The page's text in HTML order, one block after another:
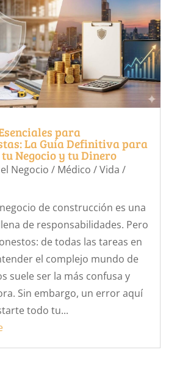
para
La Guía Definitiva para
Negocio y tu Dinero
Negocio / Médico / Vida /
de construcción es una
de responsabilidades. Pero
de todas las tareas en
el complejo mundo de
suele ser la más confusa y
Sin embargo, un error aquí
todo tu...